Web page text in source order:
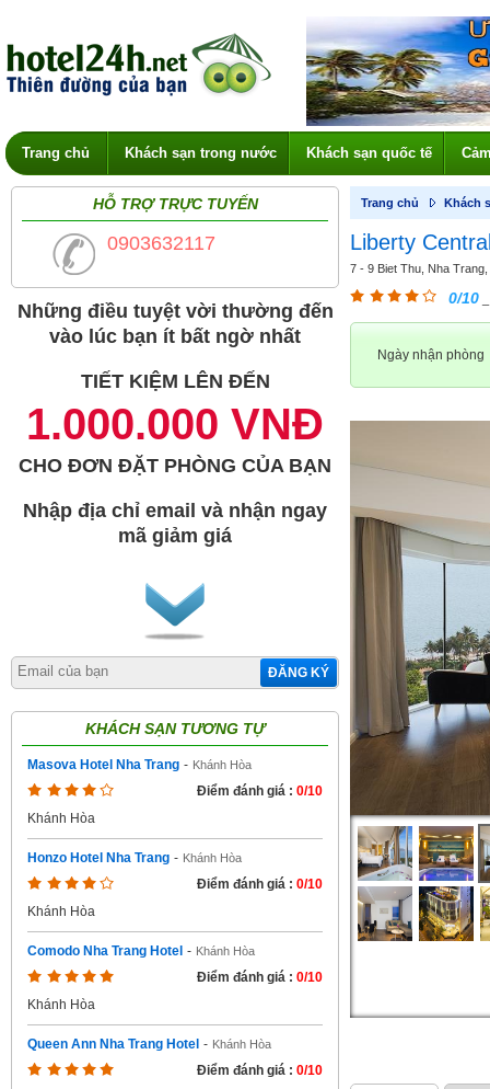
Trang chủ Khách sạn trong nước Khách sạn quốc tế
HỖ TRỢ TRỰC TUYẾN
0903632117
Những điều tuyệt vời thường đến
vào lúc bạn ít bất ngờ nhất
TIẾT KIỆM LÊN ĐẾN
1.000.000 VNĐ
CHO ĐƠN ĐẶT PHÒNG CỦA BẠN
Nhập địa chỉ email và nhận ngay
mã giảm giá
ĐĂNG KÝ
KHÁCH SẠN TƯƠNG TỰ
Masova Hotel Nha Trang - Khánh Hòa
Điểm đánh giá : 0/10
Khánh Hòa
Honzo Hotel Nha Trang - Khánh Hòa
Điểm đánh giá : 0/10
Khánh Hòa
Comodo Nha Trang Hotel - Khánh Hòa
Điểm đánh giá : 0/10
Khánh Hòa
Queen Ann Nha Trang Hotel - Khánh Hòa
Điểm đánh giá : 0/10
Trang chủ Khách
Liberty
7 - 9 Biet Thu, Nha
0/10
Ngày nhận phòng